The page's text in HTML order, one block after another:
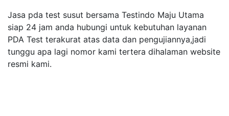
Jasa pda test susut bersama Testindo Maju Utama
siap 24 jam anda hubungi untuk kebutuhan layanan
PDA Test terakurat atas data dan pengujiannya,jadi
tunggu apa lagi nomor kami tertera dihalaman website
resmi kami.